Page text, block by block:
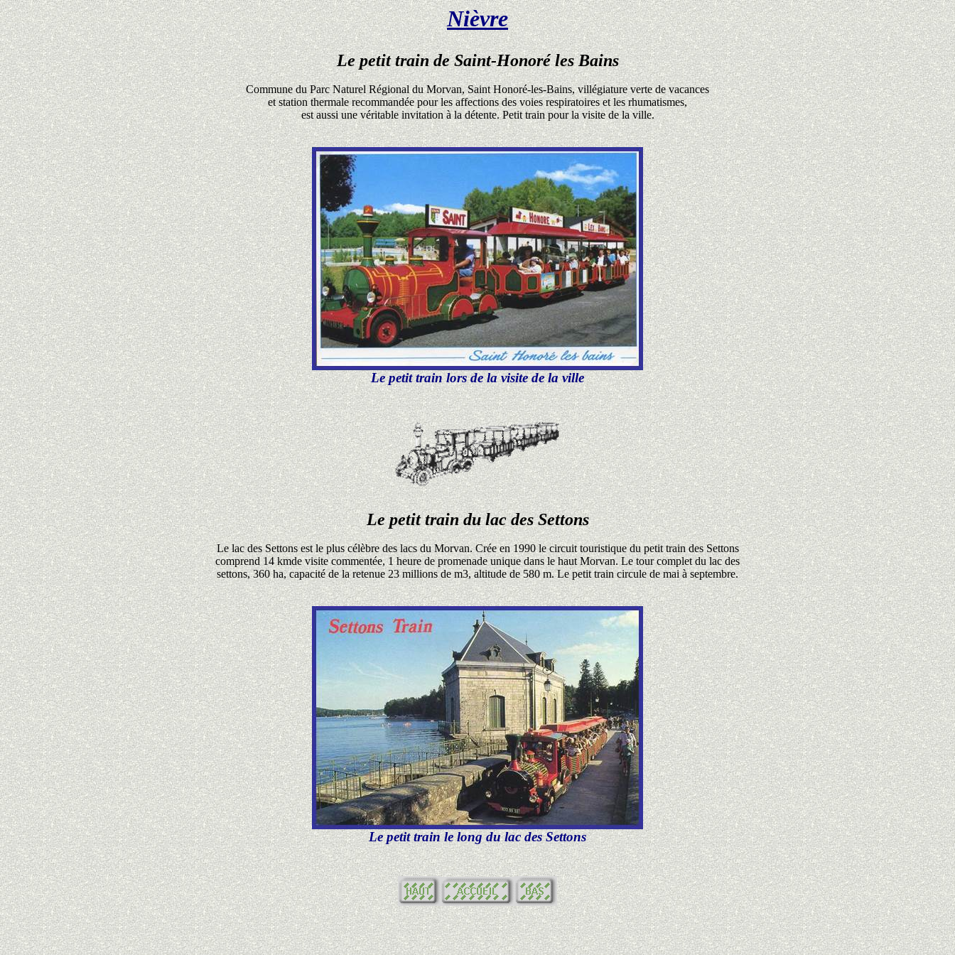
Nièvre
Le petit train de Saint-Honoré les Bains
Commune du Parc Naturel Régional du Morvan, Saint Honoré-les-Bains, villégiature verte de vacances
et station thermale recommandée pour les affections des voies respiratoires et les rhumatismes,
est aussi une véritable invitation à la détente. Petit train pour la visite de la ville.
Le petit train lors de la visite de la ville
Le petit train du lac des Settons
Le lac des Settons est le plus célèbre des lacs du Morvan. Crée en 1990 le circuit touristique du petit train des Settons
comprend 14 kmde visite commentée, 1 heure de promenade unique dans le haut Morvan. Le tour complet du lac des
settons, 360 ha, capacité de la retenue 23 millions de m3, altitude de 580 m. Le petit train circule de mai à septembre.
Le petit train le long du lac des Settons